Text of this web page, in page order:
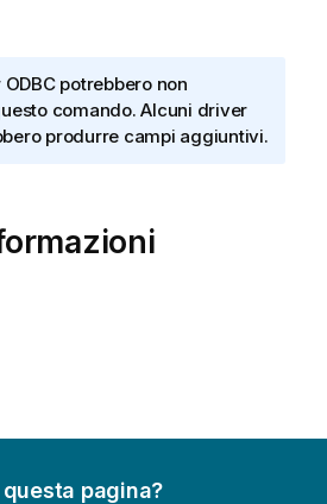
ODBCpotrebbero non
comando. Alcuni driver
produrre campi aggiuntivi.
pagina?